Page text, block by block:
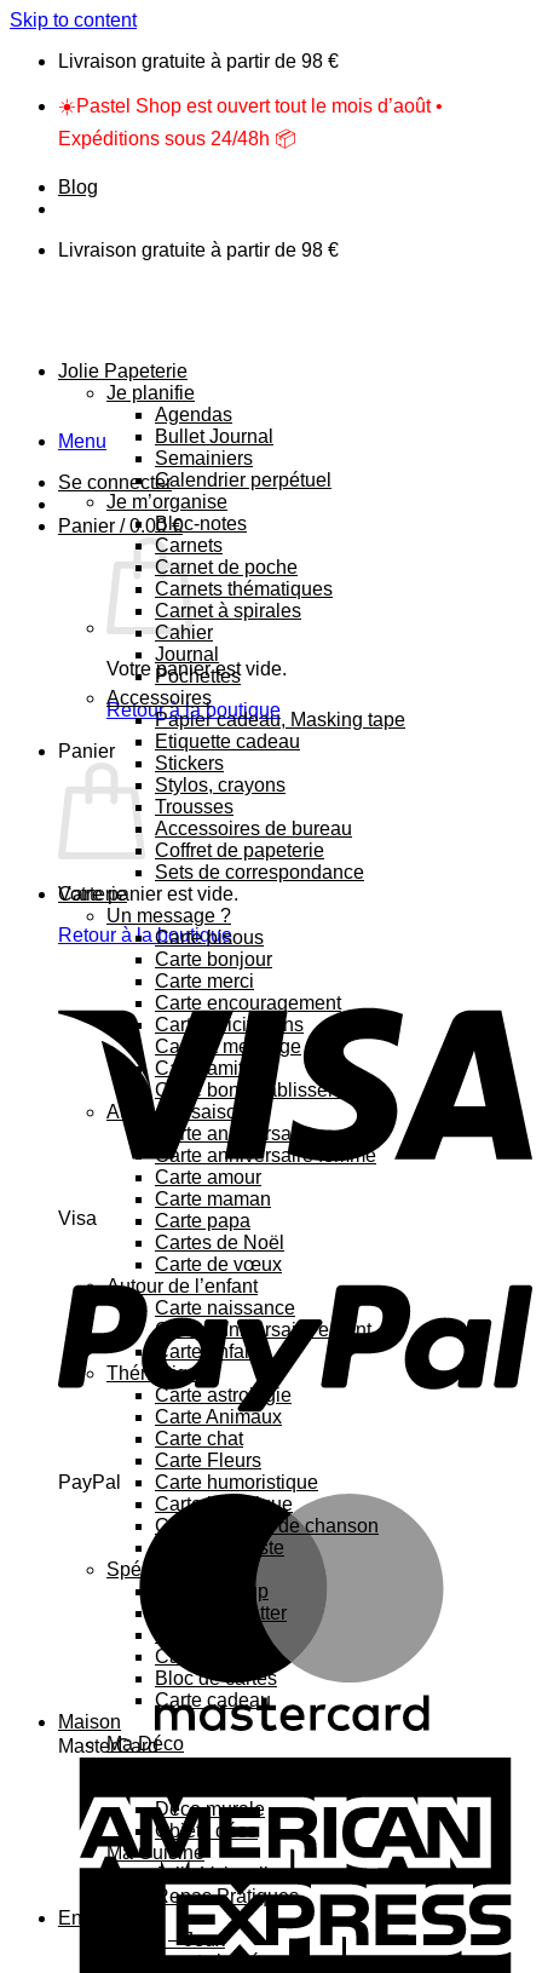
Skip to content
Livraison gratuite à partir de 98 €
☀️Pastel Shop est ouvert tout le mois d’août •
Expéditions sous 24/48h 📦
Blog
Livraison gratuite à partir de 98 €
Menu
Se connecter
Panier /0.00€
Votre panier est vide.
Retour à la boutique
Panier
Votre panier est vide.
Retour à la boutique
Visa
PayPal
MasterCard
Jolie Papeterie
Je planifie
Agendas
Bullet Journal
Semainiers
Calendrier perpétuel
Je m’organise
Bloc-notes
Carnets
Carnet de poche
Carnets thématiques
Carnet à spirales
Cahier
Journal
Pochettes
Accessoires
Papier cadeau, Masking tape
Etiquette cadeau
Stickers
Stylos, crayons
Trousses
Accessoires de bureau
Coffret de papeterie
Sets de correspondance
Carterie
Un message ?
Carte bisous
Carte bonjour
Carte merci
Carte encouragement
Carte félicitations
Carte à message
Carte amitié
Carte bon rétablissement
Au fil des saisons
Carte anniversaire
Carte anniversaire femme
Carte amour
Carte maman
Carte papa
Cartes de Noël
Carte de vœux
Autour de l’enfant
Carte naissance
Carte anniversaire enfant
Carte enfant
Thématique
Carte astrologie
Carte Animaux
Carte chat
Carte Fleurs
Carte humoristique
Carte botanique
Carte Paroles de chanson
Carte féministe
Spécial
Carte Pop up
Cartes à gratter
Carte à sticker
Bloc de cartes
Carte cadeau
Maison
Ma Déco
Déco murale
Objets déco
Ma Cuisine
Jolie Vaisselle
Repas Pratiques
Enfant
Jouets – Jeux
Jouets bébé